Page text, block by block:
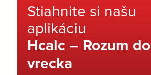
Stiahnite si našu
aplikáciu
Hcalc – Rozum do
vrecka